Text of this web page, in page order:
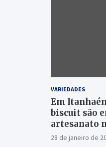
VARIEDADES
Em
biscuit são
artesanato
28 de janeiro de